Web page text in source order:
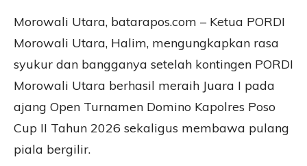
Morowali Utara, batarapos.com – Ketua PORDI
Morowali Utara, Halim, mengungkapkan rasa
syukur dan bangganya setelah kontingen PORDI
Morowali Utara berhasil meraih Juara I pada
ajang Open Turnamen Domino Kapolres Poso
Cup II Tahun 2026 sekaligus membawa pulang
piala bergilir.